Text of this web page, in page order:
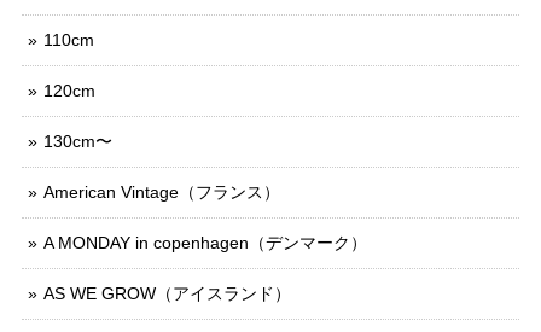
110cm
120cm
130cm〜
American Vintage（フランス）
A MONDAY in copenhagen（デンマーク）
AS WE GROW（アイスランド）